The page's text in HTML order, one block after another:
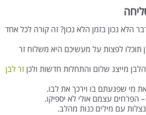
נכון בזמן הלא נכון? זה קורה לכל אחד
תוכלו לפצות על מעשיכם היא משלוח זר
מייצג שלום והתחלות חדשות ולכןזר לבן
מי שפגעתם בו וירכך את לבו.
עצמם אולי לא יספיקו.
עם מילים כנות מהלב.